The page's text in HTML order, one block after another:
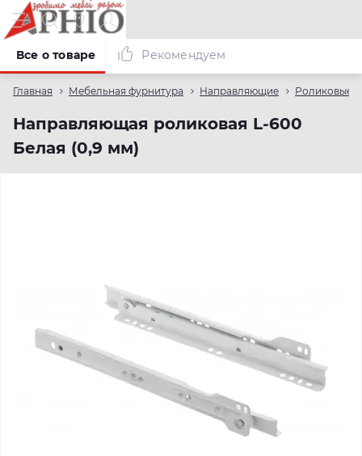
Главная Мебельная фурнитура Направляющие Роликовые
Направляющая роликовая L-600
Белая (0,9 мм)
Все о товаре Рекомендуем